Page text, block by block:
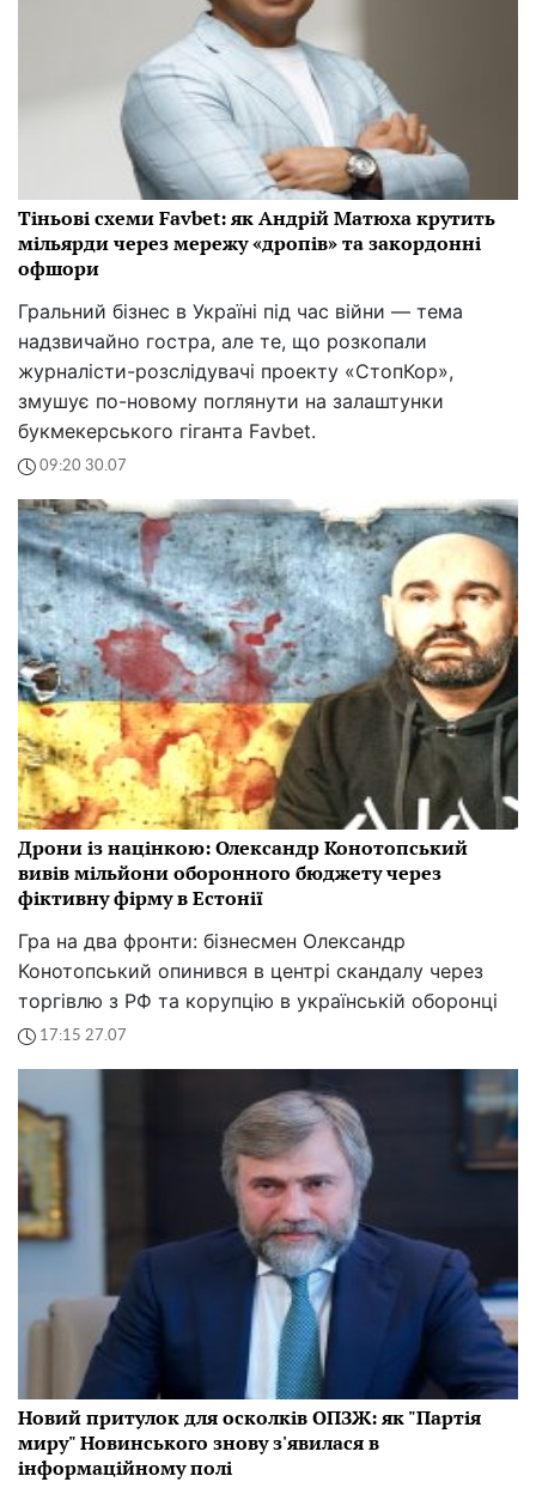
Тіньові схеми Favbet: як Андрій Матюха крутить
мільярди через мережу «дропів» та закордонні
офшори
Гральний бізнес в Україні під час війни — тема
надзвичайно гостра, але те, що розкопали
журналісти-розслідувачі проекту «СтопКор»,
змушує по-новому поглянути на залаштунки
букмекерського гіганта Favbet.
09:20 30.07
Дрони із націнкою: Олександр Конотопський
вивів мільйони оборонного бюджету через
фіктивну фірму в Естонії
Гра на два фронти: бізнесмен Олександр
Конотопський опинився в центрі скандалу через
торгівлю з РФ та корупцію в українській оборонці
17:15 27.07
Новий притулок для осколків ОПЗЖ: як "Партія
миру" Новинського знову з'явилася в
інформаційному полі